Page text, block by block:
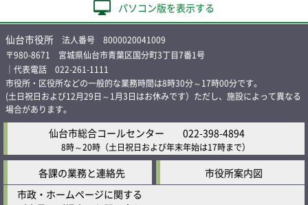
パソコン版を表示する
仙台市役所 法人番号 8000020041009
〒980-8671 宮城県仙台市青葉区国分町3丁目7番1号
｜代表電話 022-261-1111
市役所・区役所などの一般的な業務時間は8時30分～17時00分です。
(土日祝日および12月29日～1月3日はお休みです）ただし、施設によって異なる
場合があります。
仙台市総合コールセンター 022-398-4894
8時～20時 （土日祝日および年末年始は17時まで）
各課の業務と連絡先
市役所案内図
市政・ホームページに関する